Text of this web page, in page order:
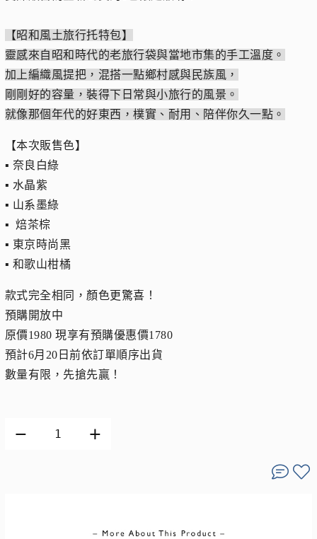
【昭和風土旅行托特包】
靈感來自昭和時代的老旅行袋與當地市集的手工溫度。
加上編織風提把，混搭一點鄉村感與民族風，
剛剛好的容量，裝得下日常與小旅行的風景。
就像那個年代的好東西，樸實、耐用、陪伴你久一點。
【本次販售色】
▪︎ 奈良白綠
▪︎ 水晶紫
▪︎ 山系墨綠
▪︎ 焙茶棕
▪︎ 東京時尚黑
▪︎ 和歌山柑橘
款式完全相同，顏色更驚喜！
預購開放中
原價1980 現享有預購優惠價1780
預計6月20日前依訂單順序出貨
數量有限，先搶先贏！